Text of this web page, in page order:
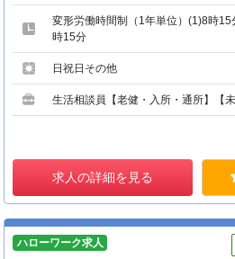
変形労働時間制（1年単位）(1)8時
時15分
日祝日その他
生活相談員【老健・入所・通所】【
求人の詳細を見る
ハローワーク求人